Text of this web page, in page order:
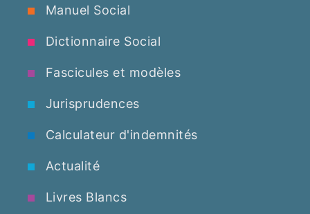
Manuel Social
Dictionnaire Social
Fascicules et modèles
Jurisprudences
Calculateur d'indemnités
Actualité
Livres Blancs